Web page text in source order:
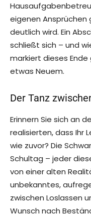
eigenen Ansprüchen
deutlich wird. Ein
schließt sich – und
markiert dieses
etwas Neuem.
Der Tanz
Erinnern Sie sich an
realisierten, dass Ihr
wie zuvor? Die
Schultag – jeder
von einer alten
unbekanntes,
zwischen Loslassen
Wunsch nach